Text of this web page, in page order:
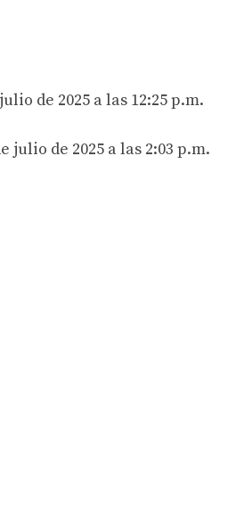
de 2025 a las 12:25 p.m.
julio de 2025 a las 2:03 p.m.